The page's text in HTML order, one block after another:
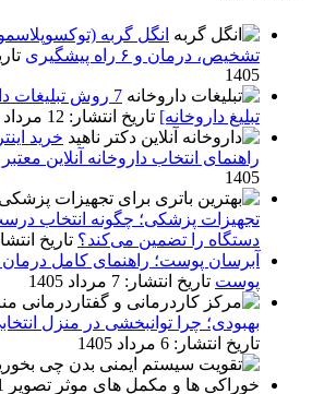
انگل گربه
تشخیص، درمان و ۶ راه‌ پیشگیری
1405
تبلیغ داروخانه] تاریخ انتشار: 12 مرداد 1405
خرید
راهنمای انتخاب داروخانه آنلاین معتبر
1405
تجهیزات پزشکی؛ چگونه انتخاب
دستگاه را تضمین می‌کند؟ تاریخ انتشار: 12 مرداد
آبرسان پوست؛ راهنمای کامل
پوست تاریخ انتشار: 7 مرداد 1405
بهبودی؛ چرا توانبخشی در منزل
تاریخ انتشار: 6 مرداد 1405